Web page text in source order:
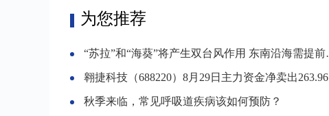
为您推荐
“苏拉”和“海葵”将产生双台风作用 东南沿海需提前做好防范措施
翱捷科技（688220）8月29日主力资金净卖出263.96万元
秋季来临，常见呼吸道疾病该如何预防？